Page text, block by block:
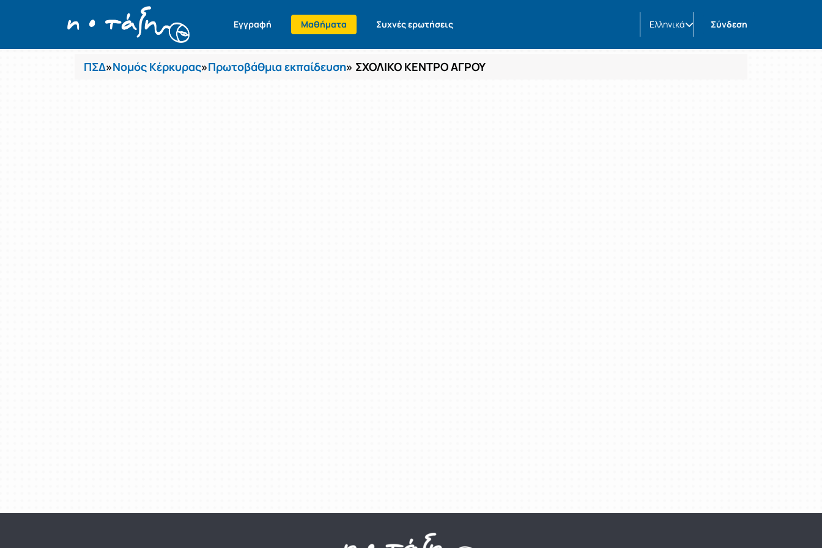
Εγγραφή Μαθήματα Συχνές ερωτήσεις Ελληνικά Σύνδεση
Μαθήματα
ΠΣΔ»Νομός Κέρκυρας»Πρωτοβάθμια εκπαίδευση» ΣΧΟΛΙΚΟ ΚΕΝΤΡΟ ΑΓΡΟΥ